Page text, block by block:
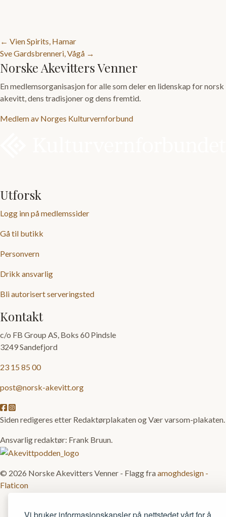
Posts
navigation
← Vien Spirits, Hamar
Sve Gardsbrenneri, Vågå →
Norske Akevitters Venner
En medlemsorganisasjon for alle som deler en lidenskap for norsk
akevitt, dens tradisjoner og dens fremtid.
Medlem av Norges Kulturvernforbund
Utforsk
Logg inn på medlemssider
Gå til butikk
Personvern
Drikk ansvarlig
Bli autorisert serveringsted
Kontakt
c/o FB Group AS, Boks 60 Pindsle
3249 Sandefjord
23 15 85 00
post@norsk-akevitt.org
Siden redigeres etter Redaktørplakaten og Vær varsom-plakaten.
Ansvarlig redaktør: Frank Bruun.
© 2026 Norske Akevitters Venner - Flagg fraamoghdesign -
Flaticon